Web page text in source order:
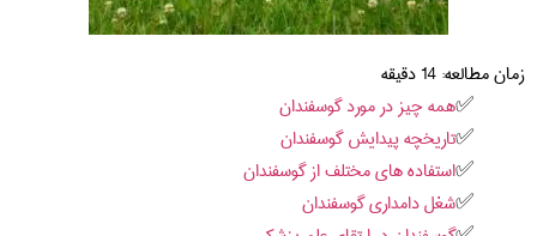
زمان مطالعه:14دقیقه
همه چیز در مورد گوسفندان
تاریخچه پیدایش گوسفندان
استفاده های مختلف از گوسفندان
شغل دامداری گوسفندان